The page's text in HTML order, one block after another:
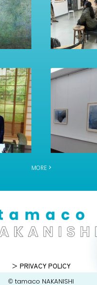
MORE
＞ PRIVACY POLICY
© tamaco NAKANISHI